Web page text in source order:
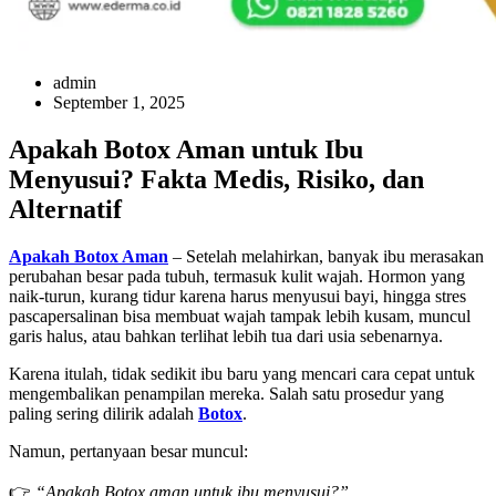
admin
September 1, 2025
Apakah Botox Aman untuk Ibu
Menyusui? Fakta Medis, Risiko, dan
Alternatif
Apakah Botox Aman – Setelah melahirkan, banyak ibu merasakan
perubahan besar pada tubuh, termasuk kulit wajah. Hormon yang
naik-turun, kurang tidur karena harus menyusui bayi, hingga stres
pascapersalinan bisa membuat wajah tampak lebih kusam, muncul
garis halus, atau bahkan terlihat lebih tua dari usia sebenarnya.
Karena itulah, tidak sedikit ibu baru yang mencari cara cepat untuk
mengembalikan penampilan mereka. Salah satu prosedur yang
paling sering dilirik adalah Botox.
Namun, pertanyaan besar muncul: